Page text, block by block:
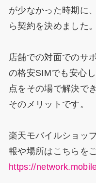
が少なかった時期に
ら契約を決めました。
店舗での対面でのサ
の格安SIMでも安心
点をその場で解決で
そのメリットです。
楽天モバイルショッ
報や場所はこちらを
https://